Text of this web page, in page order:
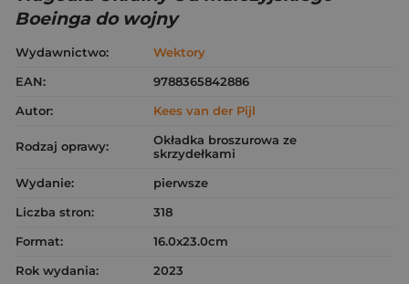
Boeinga do wojny
Wydawnictwo:
Wektory
EAN:
9788365842886
Autor:
Kees van der Pijl
Rodzaj oprawy:
Okładka broszurowa ze
skrzydełkami
Wydanie:
pierwsze
Liczba stron:
318
Format:
16.0x23.0cm
Rok wydania:
2023